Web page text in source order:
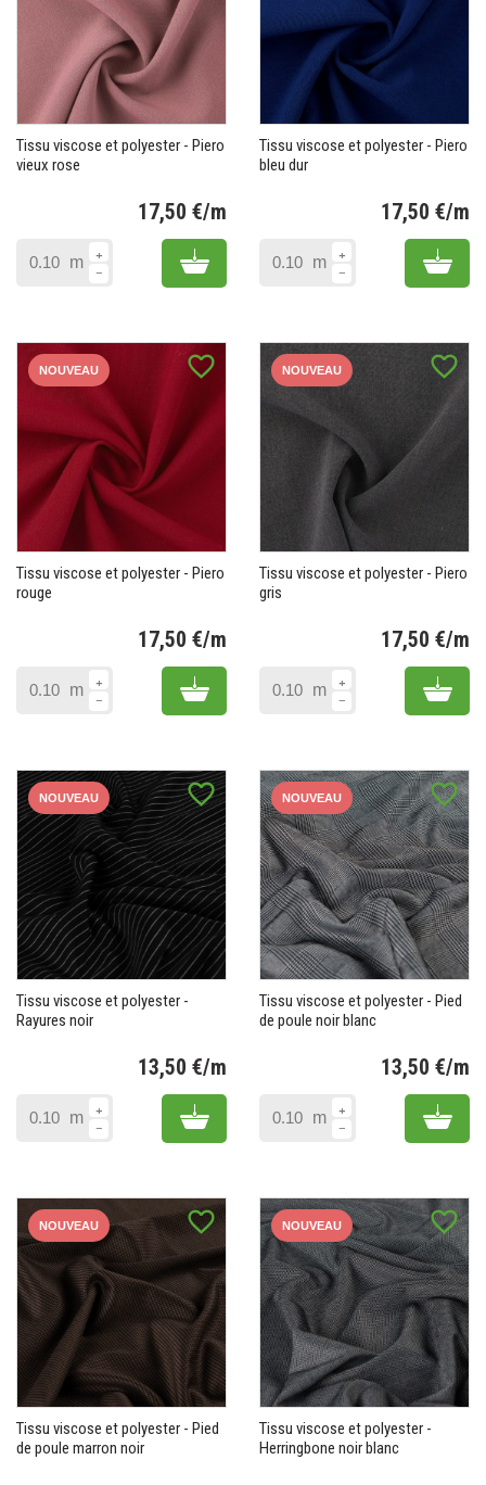
Tissu viscose et polyester - Piero
vieux rose
17,50 €/m
m Add to cart
Tissu viscose et polyester - Piero
bleu dur
17,50 €/m
m Add
favorite_border
NOUVEAU
Tissu viscose et polyester - Piero
rouge
17,50 €/m
m Add to cart
favorite_border
NOUVEAU
Tissu viscose et polyester - Piero
gris
17,50 €/m
m Add
favorite_border
NOUVEAU
Tissu viscose et polyester -
Rayures noir
13,50 €/m
m Add to cart
favorite_border
NOUVEAU
Tissu viscose et polyester - Pied
de poule noir blanc
13,50 €/m
m Add
favorite_border
NOUVEAU
Tissu viscose et polyester - Pied
de poule marron noir
favorite_border
NOUVEAU
Tissu viscose et polyester -
Herringbone noir blanc